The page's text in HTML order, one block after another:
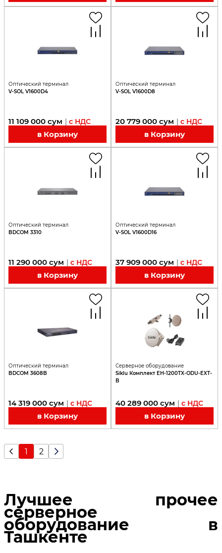
Оптический терминал
V-SOL V1600D4
11 109 000 сум | с НДС
в Корзину
Оптический терминал
V-SOL V1600D8
20 779 000 сум | с НДС
в Корзину
Оптический терминал
BDCOM 3310
11 290 000 сум | с НДС
в Корзину
Оптический терминал
V-SOL V1600D16
37 909 000 сум | с НДС
в Корзину
Оптический терминал
BDCOM 3608B
14 319 000 сум | с НДС
в Корзину
Серверное оборудование
Siklu Комплект EH-1200TX-ODU-EXT-
B
40 289 000 сум | с НДС
в Корзину
1 2
Лучшее прочее
серверное
оборудование в
Ташкенте